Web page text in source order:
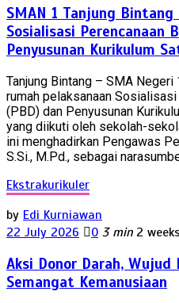
SMAN 1 Tanjung
Sosialisasi Perencanaan
Penyusunan Kurikulum
Tanjung Bintang – SMA Negeri
rumah pelaksanaan
(PBD) dan Penyusunan
yang diikuti oleh sekolah-
ini menghadirkan Pengawas
S.Si., M.Pd., sebagai
Ekstrakurikuler
by Edi Kurniawan
22 July 2026
0 3 min 2 weeks
Aksi Donor Darah, Wujud
Semangat Kemanusiaan